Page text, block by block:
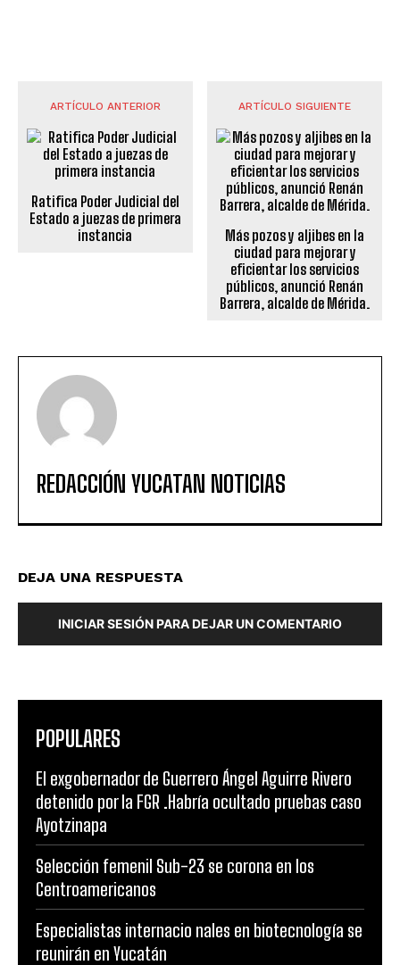
ARTÍCULO ANTERIOR
Ratifica Poder Judicial del
Estado a juezas de primera
instancia
ARTÍCULO SIGUIENTE
Más pozos y aljibes en la
ciudad para mejorar y
eficientar los servicios
públicos, anunció Renán
Barrera, alcalde de Mérida.
REDACCIÓN YUCATAN NOTICIAS
DEJA UNA RESPUESTA
INICIAR SESIÓN PARA DEJAR UN COMENTARIO
POPULARES
El exgobernador de Guerrero Ángel Aguirre Rivero
detenido por la FGR .Habría ocultado pruebas caso
Ayotzinapa
Selección femenil Sub-23 se corona en los
Centroamericanos
Especialistas internacio nales en biotecnología se
reunirán en Yucatán